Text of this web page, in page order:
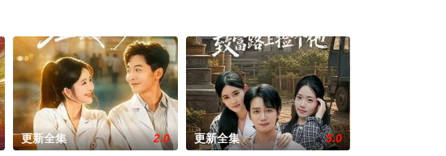
更新全集 2.0 更新全集 5.0